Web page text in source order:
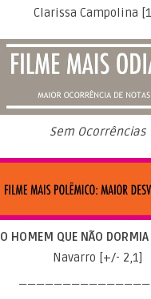
Clarissa Campolina
Sem Ocorrências
O HOMEM QUE NÃO DORMIA
Navarro [+/- 2,1]